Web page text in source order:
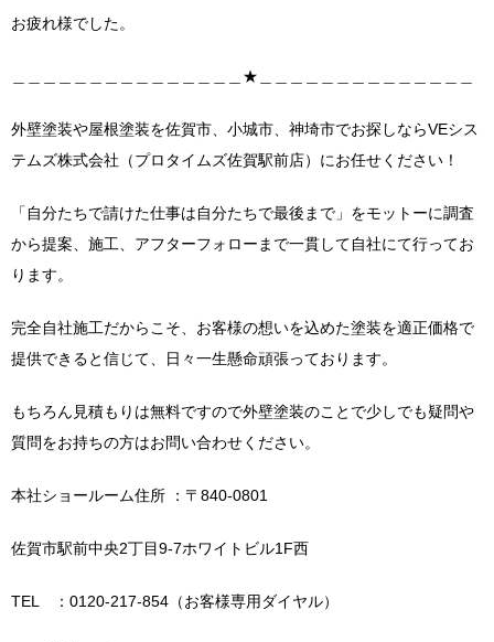
お疲れ様でした。
＿＿＿＿＿＿＿＿＿＿＿＿＿＿＿★＿＿＿＿＿＿＿＿＿＿＿＿＿＿
外壁塗装や屋根塗装を佐賀市、小城市、神埼市でお探しならVEシス
テムズ株式会社（プロタイムズ佐賀駅前店）にお任せください！
「自分たちで請けた仕事は自分たちで最後まで」をモットーに調査
から提案、施工、アフターフォローまで一貫して自社にて行ってお
ります。
完全自社施工だからこそ、お客様の想いを込めた塗装を適正価格で
提供できると信じて、日々一生懸命頑張っております。
もちろん見積もりは無料ですので外壁塗装のことで少しでも疑問や
質問をお持ちの方はお問い合わせください。
本社ショールーム住所 ：〒840-0801
佐賀市駅前中央2丁目9-7ホワイトビル1F西
TEL ：0120-217-854（お客様専用ダイヤル）